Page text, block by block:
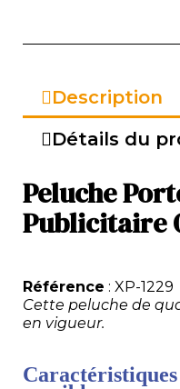
Description
Détails du
Peluche
Publicitaire
Référence : XP-1229
Cette peluche de
en vigueur.